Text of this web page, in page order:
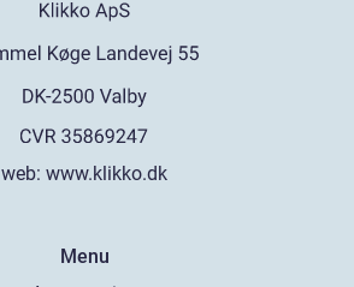
web: www.klikko.dk
Menu